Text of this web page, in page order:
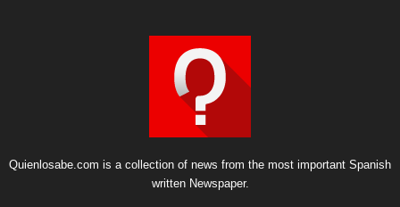
Quienlosabe.com is a collection of news from the most important Spanish
written Newspaper.